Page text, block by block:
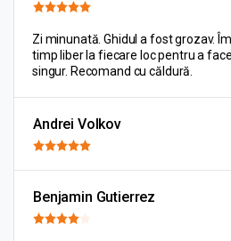
Zi minunată. Ghidul a fost grozav.
timp liber la fiecare loc pentru a
singur. Recomand cu căldură.
Andrei Volkov
Benjamin Gutierrez